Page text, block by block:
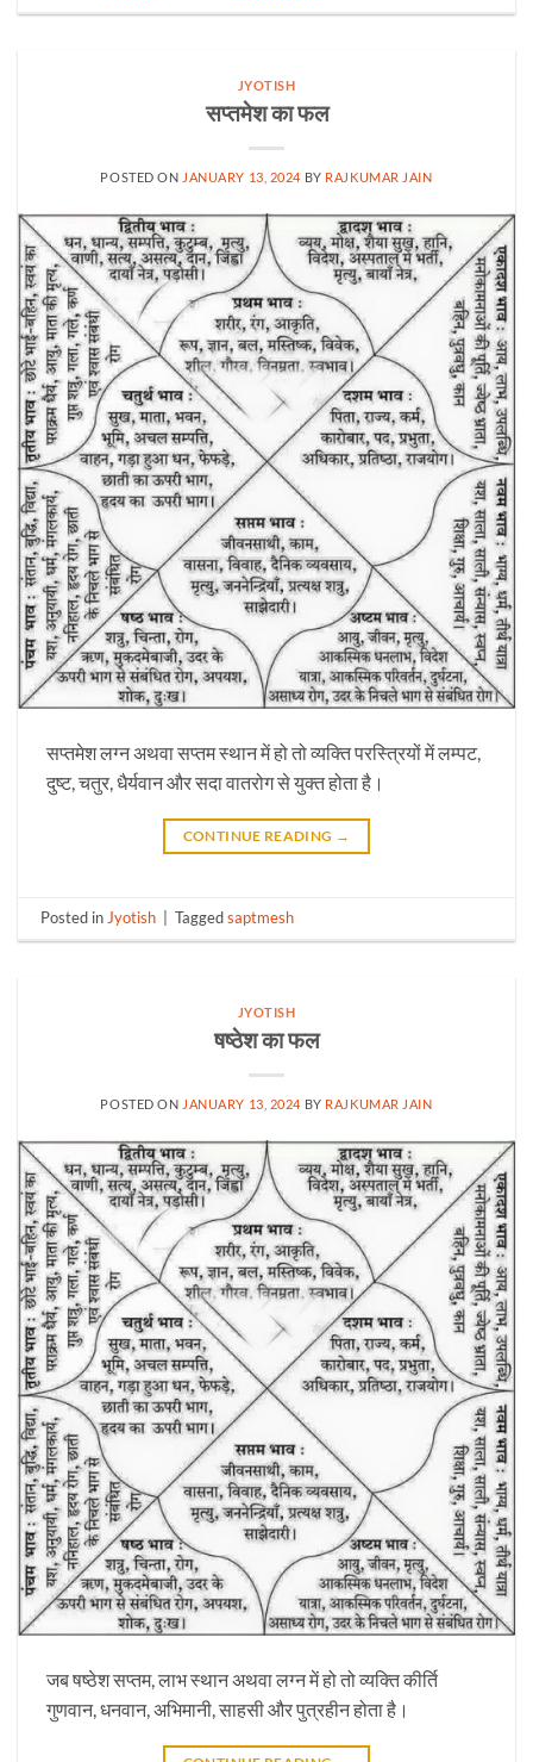
JYOTISH
सप्तमेश का फल
POSTED ON JANUARY 13, 2024 BY RAJKUMAR JAIN
सप्तमेश लग्न अथवा सप्तम स्थान में हो तो व्यक्ति परस्त्रियों में लम्पट,
दुष्ट, चतुर, धैर्यवान और सदा वातरोग से युक्त होता है।
CONTINUE READING →
Posted inJyotish Taggedsaptmesh
JYOTISH
षष्ठेश का फल
POSTED ON JANUARY 13, 2024 BY RAJKUMAR JAIN
जब षष्ठेश सप्तम, लाभ स्थान अथवा लग्न में हो तो व्यक्ति कीर्ति
गुणवान, धनवान, अभिमानी, साहसी और पुत्रहीन होता है।